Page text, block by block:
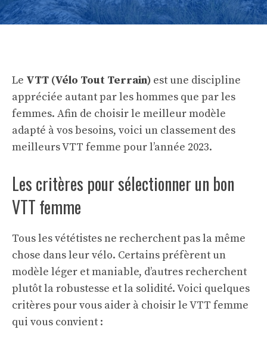
Le VTT (Vélo Tout Terrain) est une discipline
appréciée autant par les hommes que par les
femmes. Afin de choisir le meilleur modèle
adapté à vos besoins, voici un classement des
meilleurs VTT femme pour l’année 2023.
Les critères pour sélectionner un bon
VTT femme
Tous les vététistes ne recherchent pas la même
chose dans leur vélo. Certains préfèrent un
modèle léger et maniable, d’autres recherchent
plutôt la robustesse et la solidité. Voici quelques
critères pour vous aider à choisir le VTT femme
qui vous convient :